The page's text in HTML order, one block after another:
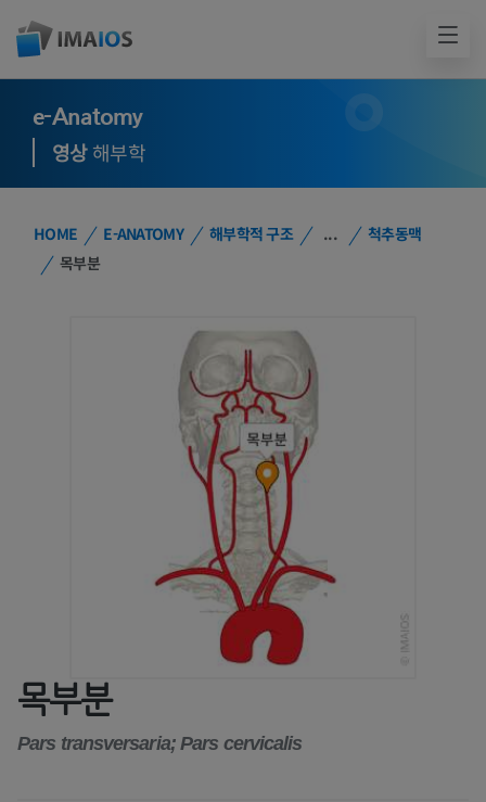
e-Anatomy
영상해부학
HOME E-ANATOMY 해부학적 구조 ...
척추동맥
목부분
목부분
Pars transversaria; Pars cervicalis